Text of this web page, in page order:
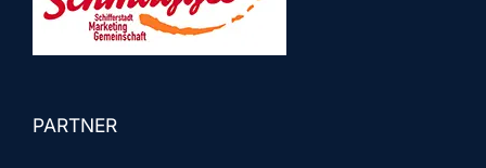
PARTNER